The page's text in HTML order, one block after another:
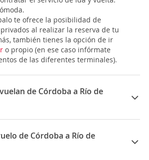
te ofrece la posibilidad de
al realizar la reserva de tu
también tienes la opción de ir
o propio (en ese caso infórmate
de las diferentes terminales).
de Córdoba a Río de
de Córdoba a Río de Janeiro
Gol
de Córdoba a Río de